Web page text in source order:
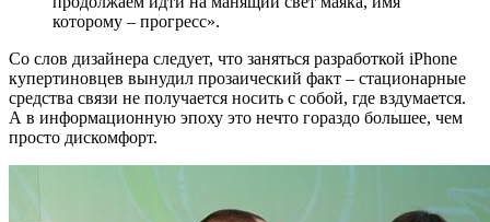
которому – прогресс».
Со слов дизайнера следует, что заняться разработкой iPhone
купертиновцев вынудил прозаический факт – стационарные
средства связи не получается носить с собой, где вздумается.
А в информационную эпоху это нечто гораздо большее, чем
просто дискомфорт.